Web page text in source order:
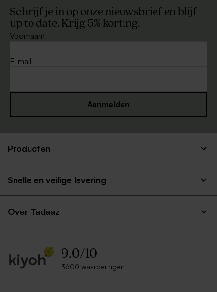
Schrijf je in op onze nieuwsbrief en blijf
up to date. Krijg 5% korting.
Voornaam
E-mail
Aanmelden
Producten
Snelle en veilige levering
Over Tadaaz
9.0/10
3600 waarderingen